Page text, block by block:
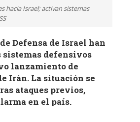
hacia Israel; activan sistemas
Defensa de Israel han
sistemas defensivos
lanzamiento de
Irán. La situación se
ataques previos,
en el país.